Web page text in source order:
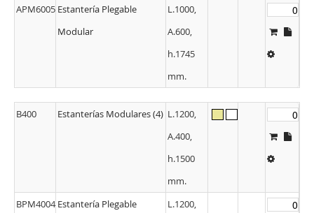
APM6005 Estantería Plegable
Modular
L.1000,
A.600,
h.1745
mm.
B400 Estanterías Modulares (4) L.1200,
A.400,
h.1500
mm.
BPM4004 Estantería Plegable
L.1200,